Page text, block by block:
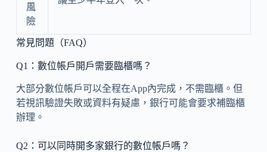
風
險
常見問題（FAQ）
Q1：數位帳戶開戶需要臨櫃嗎？
大部分數位帳戶可以全程在App內完成，不需臨櫃。但
若視訊驗證失敗或資料有疑慮，銀行可能會要求補臨櫃
辦理。
Q2：可以同時開多家銀行的數位帳戶嗎？